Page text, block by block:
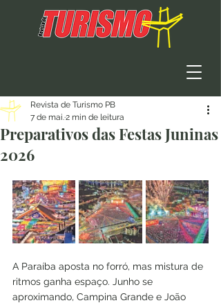
Preparativos das Festas Juninas
2026
Revista de Turismo PB
7 de mai.2 min de leitura
A Paraíba aposta no forró, mas mistura de
ritmos ganha espaço. Junho se
aproximando, Campina Grande e João